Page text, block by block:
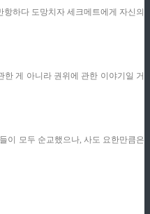
하다 도망치자 세크메트에게 자신의
게 아니라 권위에 관한 이야기일 거
이 모두 순교했으나, 사도 요한만큼은